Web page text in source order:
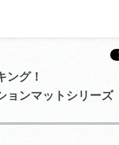
グ！
ョンマットシリーズ